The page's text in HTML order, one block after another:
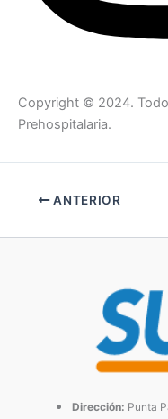
Copyright © 2024.
Prehospitalaria.
ANTERIOR
Dirección: Punta